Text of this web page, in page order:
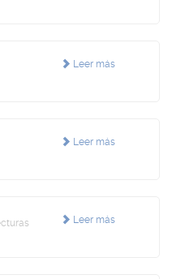
Leer más
Leer más
Leer más